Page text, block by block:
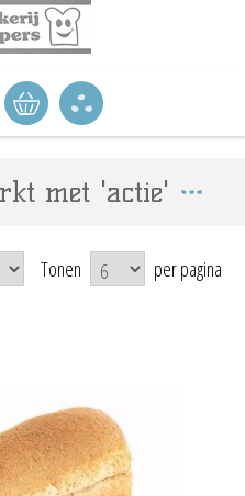
met 'actie'
Tonen per pagina